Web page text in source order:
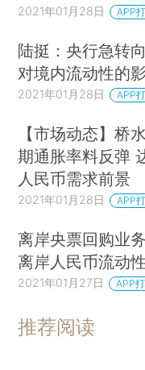
2021年01月28日 APP
陆挺：央行急转
对境内流动性的
2021年01月28日 APP
【市场动态】桥
期通胀率料反弹
人民币需求前景
2021年01月28日 APP
离岸央票回购业
离岸人民币流动性
2021年01月27日 APP
推荐阅读